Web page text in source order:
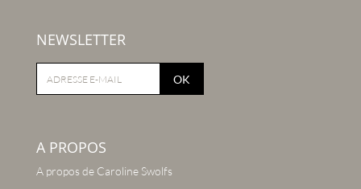
NEWSLETTER
OK
A PROPOS
A propos de Caroline Swolfs